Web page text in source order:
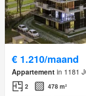
€ 1.210/maand
Appartement in 1181
2 478 m²